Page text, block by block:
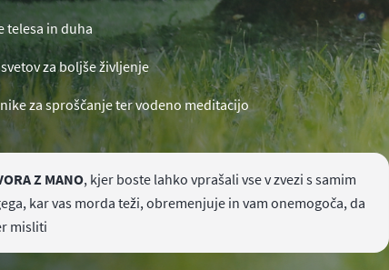
telesa in duha
za boljše življenje
za sproščanje ter vodeno meditacijo
Z MANO, kjer boste lahko vprašali vse v zvezi s samim
kar vas morda teži, obremenjuje in vam onemogoča, da
misliti